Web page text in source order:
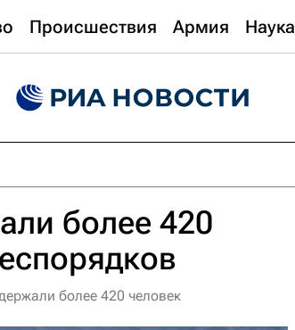
Происшествия Армия Наука
более 420
более 420 человек